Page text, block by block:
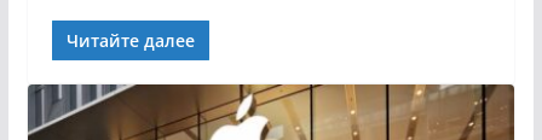
Читайте далее